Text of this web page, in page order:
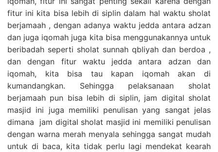
fitur ini kita bisa lebih di siplin dalam hal waktu sholat
berjamaah , dengan adanya waktu jedda antara adzan
dan juga iqomah juga kita bisa menggunakannya untuk
beribadah seperti sholat sunnah qbliyah dan berdoa ,
dan dengan fitur waktu jedda antara adzan dan
iqomah, kita bisa tau kapan iqomah akan di
kumandangkan. Sehingga pelaksanaan sholat
berjamaah pun bisa lebih di siplin, jam digital sholat
masjid ini juga memiliki penulisan yang sangat jelas
dimana jam digital sholat masjid ini memiliki penulisan
dengan warna merah menyala sehingga sangat mudah
untuk di baca, kita tidak perlu lagi mendekat kearah